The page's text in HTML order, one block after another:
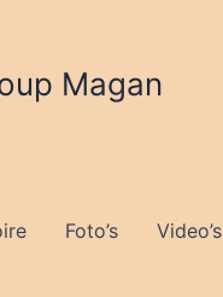
Magan
Foto’s Video’s